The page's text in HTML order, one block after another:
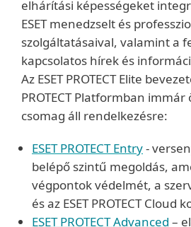
elhárítási képességeket
ESET menedzselt és
szolgáltatásaival, valamint a
kapcsolatos hírek és
Az ESET PROTECT Elite
PROTECT Platformban
csomag áll rendelkezésre:
ESET PROTECT Entry-
belépő szintű megoldás,
végpontok védelmét, a
és az ESET PROTECT Cloud
ESET PROTECT Advanced –